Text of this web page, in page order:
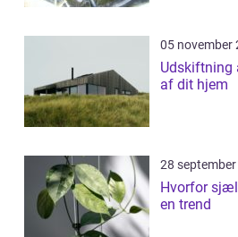
05 november
Udskiftning
af dit hjem
28
Hvorfor
en trend